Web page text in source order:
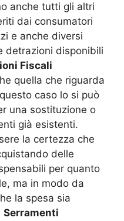
anche tutti gli altri
dai consumatori
e anche diversi
detrazioni disponibili
Fiscali
quella che riguarda
caso lo si può
una sostituzione o
già esistenti.
la certezza che
delle
per quanto
ma in modo da
la spesa sia
Serramenti